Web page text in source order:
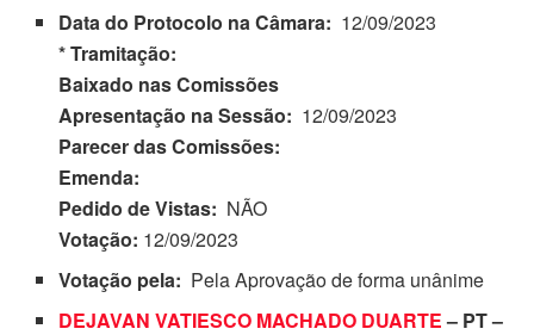
Data do Protocolo na Câmara: 12/09/2023
* Tramitação:
Baixado nas Comissões
Apresentação na Sessão: 12/09/2023
Parecer das Comissões:
Emenda:
Pedido de Vistas: NÃO
Votação: 12/09/2023
Votação pela: Pela Aprovação de forma unânime
DEJAVAN VATIESCO MACHADO DUARTE– PT –